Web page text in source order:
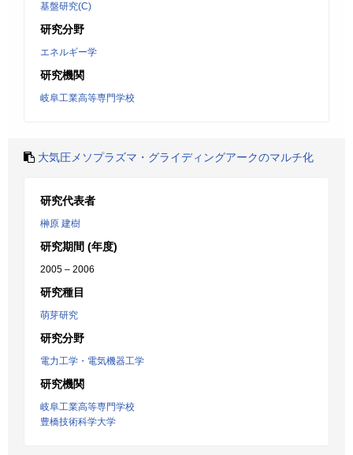
基盤研究(C)
研究分野
エネルギー学
研究機関
岐阜工業高等専門学校
大気圧メソプラズマ・グライディングアークのマルチ化
研究代表者
榊原 建樹
研究期間 (年度)
2005 – 2006
研究種目
萌芽研究
研究分野
電力工学・電気機器工学
研究機関
岐阜工業高等専門学校
豊橋技術科学大学